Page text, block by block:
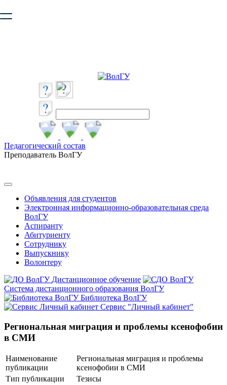
безопасную работу с сайтом. Пожалуйста
Педагогический состав
Преподаватель ВолГУ
Объявления для студентов
Электронная информационно-образовательная среда
ВолГУ
Аспиранту
Абитуриенту
Сотруднику
Выпускнику
Волонтеру
Дистанционное обучение
Система дистанционного образования ВолГУ
Библиотека ВолГУ
Сервис "Личный кабинет"
Региональная миграция и проблемы ксенофобии
в СМИ
Наименование
публикации
Региональная миграция и проблемы
ксенофобии в СМИ
Тип публикации
Тезисы